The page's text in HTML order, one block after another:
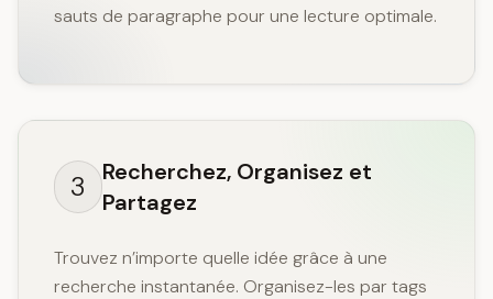
sauts de paragraphe pour une lecture optimale.
3
Recherchez, Organisez et
Partagez
Trouvez n’importe quelle idée grâce à une
recherche instantanée. Organisez-les par tags